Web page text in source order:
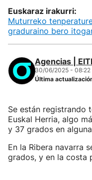
Euskaraz irakurri:
Muturreko
graduraino bero
Agencias |
30/06/2025 - 08:22
Última
Se están registrando
Euskal Herria, algo
y 37 grados en
En la Ribera navarra
grados, y en la costa